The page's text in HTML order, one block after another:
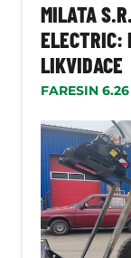
MILATA
ELECTRIC:
LIKVIDACE
FARESIN